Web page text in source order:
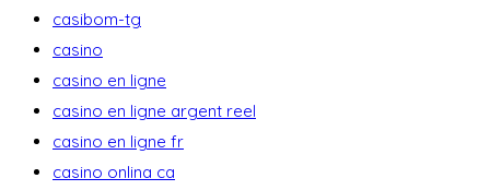
casibom-tg
casino
casino en ligne
casino en ligne argent reel
casino en ligne fr
casino onlina ca